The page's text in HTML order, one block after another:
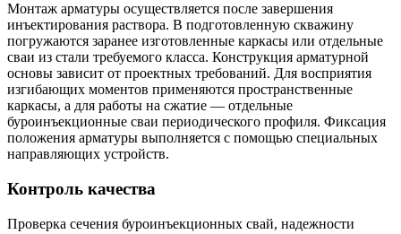
Монтаж арматуры осуществляется после завершения
инъектирования раствора. В подготовленную скважину
погружаются заранее изготовленные каркасы или отдельные
сваи из стали требуемого класса. Конструкция арматурной
основы зависит от проектных требований. Для восприятия
изгибающих моментов применяются пространственные
каркасы, а для работы на сжатие — отдельные
буроинъекционные сваи периодического профиля. Фиксация
положения арматуры выполняется с помощью специальных
направляющих устройств.
Контроль качества
Проверка сечения буроинъекционных свай, надежности